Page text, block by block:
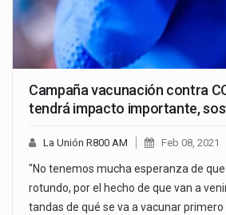
Campaña vacunación contra
tendrá impacto importante,
La Unión R800 AM Feb 08, 2021
"No tenemos mucha esperanza de
rotundo, por el hecho de que van a
tandas de qué se va a vacunar primero